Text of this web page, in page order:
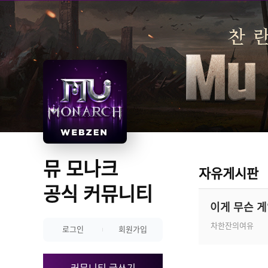
뮤 모나크
공식 커뮤니티
로그인 회원가입
자유게시판
이게 무슨
차한잔의여유